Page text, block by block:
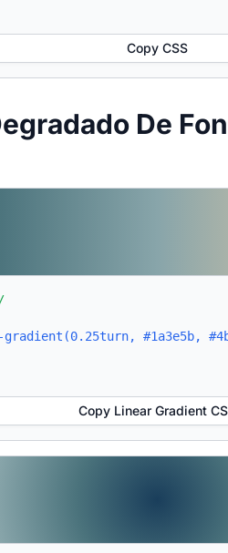
Copy CSS
De
#1a3e5b,
Copy Linear Gradient